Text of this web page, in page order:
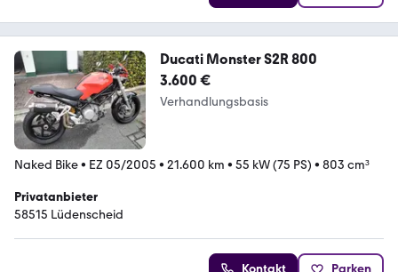
Ducati Monster S2R 800
3.600 €
Verhandlungsbasis
Naked Bike• EZ 05/2005 • 21.600 km • 55 kW (75 PS) • 803 cm³
Privatanbieter
58515 Lüdenscheid
Kontakt Parken